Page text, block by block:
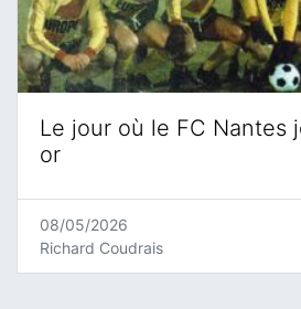
Le jour où le FC Nantes
or
08/05/2026
Richard Coudrais